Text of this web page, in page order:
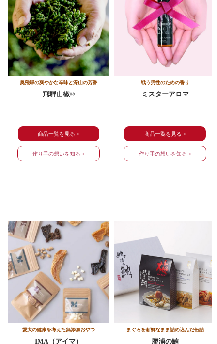
奥飛騨の爽やかな辛味と深山の芳香
飛騨山椒®
商品一覧を見る >
作り手の想いを知る >
戦う男性のための香り
ミスターアロマ
商品一覧を見る >
作り手の想いを知る >
愛犬の健康を考えた無添加おやつ
IMA（アイマ）
まぐろを新鮮なまま詰め込んだ缶詰
勝浦の鮪